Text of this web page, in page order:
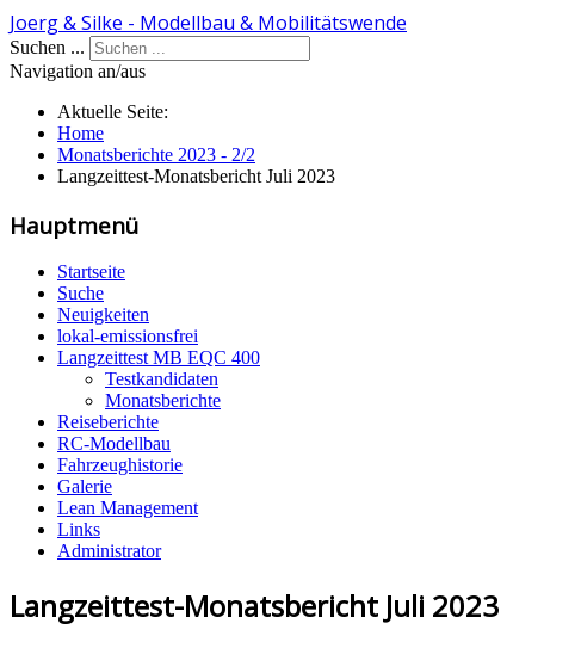
Joerg & Silke - Modellbau & Mobilitätswende
Suchen ...
Navigation an/aus
Aktuelle Seite:
Home
Monatsberichte 2023 - 2/2
Langzeittest-Monatsbericht Juli 2023
Hauptmenü
Startseite
Suche
Neuigkeiten
lokal-emissionsfrei
Langzeittest MB EQC 400
Testkandidaten
Monatsberichte
Reiseberichte
RC-Modellbau
Fahrzeughistorie
Galerie
Lean Management
Links
Administrator
Langzeittest-Monatsbericht Juli 2023